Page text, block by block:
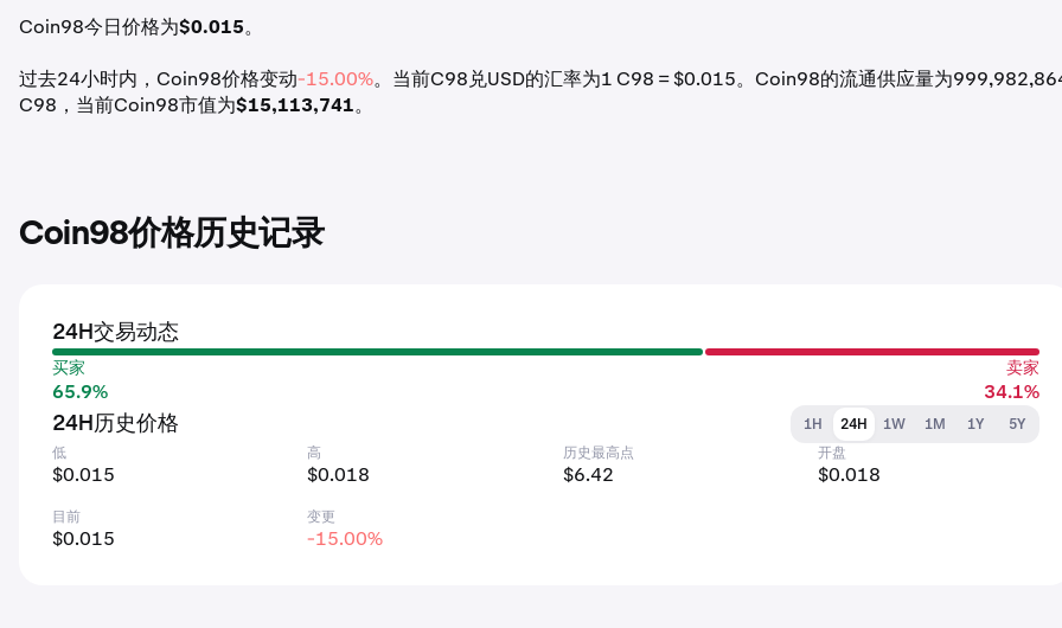
Coin98今日价格为$0.015。
过去24小时内，Coin98价格变动-15.00%。当前C98兑USD的汇率为1 C98 = $0.015。Coin98的流通供应量为
C98，当前Coin98市值为$15,113,741。
Coin98价格历史记录
24H交易动态
买家
65.9%
卖家
34.1%
24H历史价格 1H 24H 1W 1M 1Y
5Y
低
$0.015
高
$0.018
历史最高点
$6.42
开盘
$0.018
目前
$0.015
变更
-15.00%